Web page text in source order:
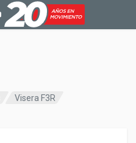
Visera F3R